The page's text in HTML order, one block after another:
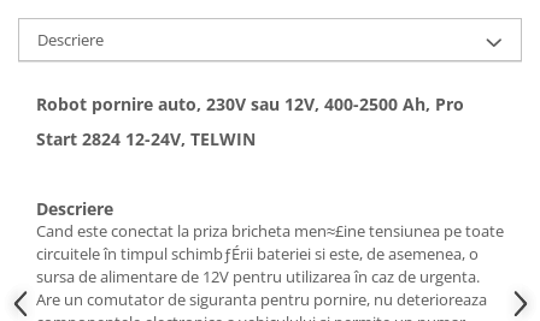
Hote incorporabile
Hote insula
Hote traditionale
Masini de Spalat Rufe & Uscatoare
uscatoare
Masini automate de spalat rufe
Masini de spalat rufe cu uscator
Masini de spalat rufe verticale
Descriere
Robot pornire auto, 230V sau 12V, 400-2500 Ah, Pro
Start 2824 12-24V, TELWIN
Descriere
Cand este conectat la priza bricheta men≈£ine tensiunea pe toate
circuitele în timpul schimbƒÉrii bateriei si este, de asemenea, o
sursa de alimentare de 12V pentru utilizarea în caz de urgenta.
Are un comutator de siguranta pentru pornire, nu deterioreaza